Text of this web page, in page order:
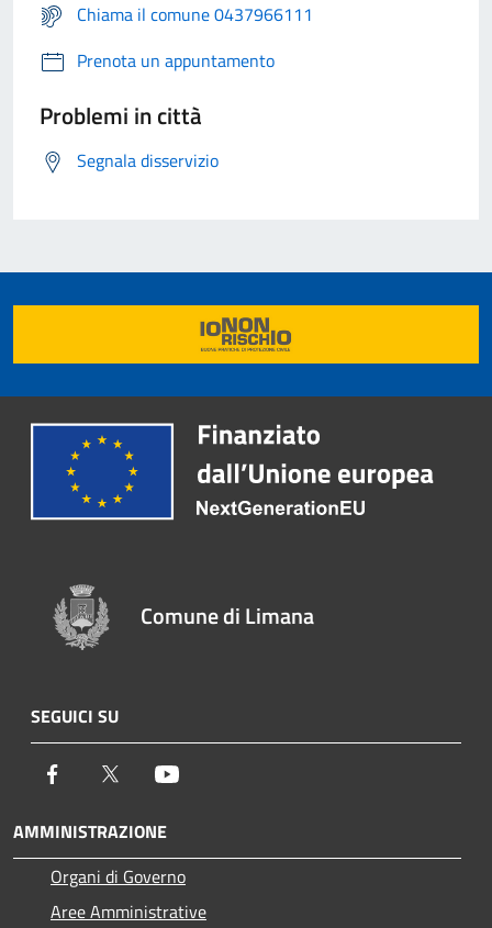
Chiama il comune 0437966111
Prenota un appuntamento
Problemi in città
Segnala disservizio
Comune di Limana
SEGUICI SU
Facebook Twitter
AMMINISTRAZIONE
Organi di Governo
Aree Amministrative